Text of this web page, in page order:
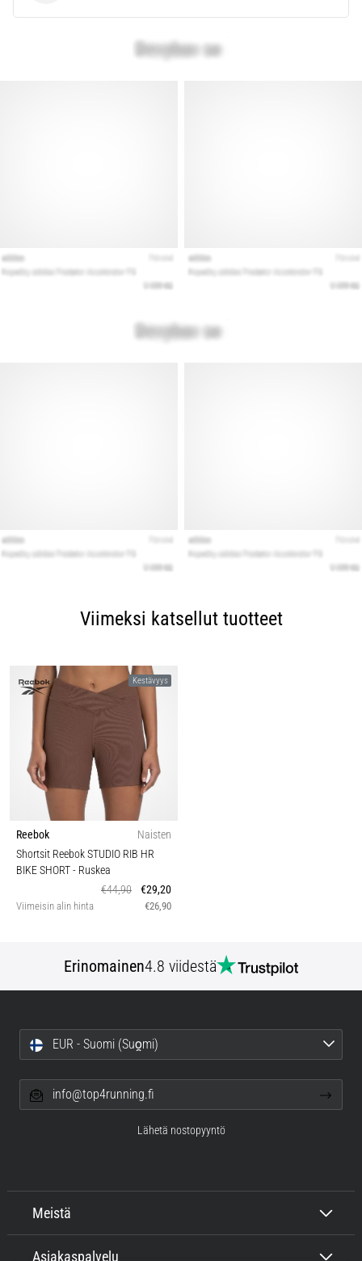
Viimeksi katsellut tuotteet
Kestävyys
Reebok
Naisten
Shortsit Reebok STUDIO RIB HR
BIKE SHORT- Ruskea
€44,90
€29,20
Viimeisin alin hinta €26,90
Erinomainen4.8 viidestä
Meistä
Asiakaspalvelu
EUR - Suomi (Suo̯mi)
info@top4running.fi
Lähetä nostopyyntö